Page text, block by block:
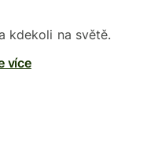
kdekoli na světě.
více